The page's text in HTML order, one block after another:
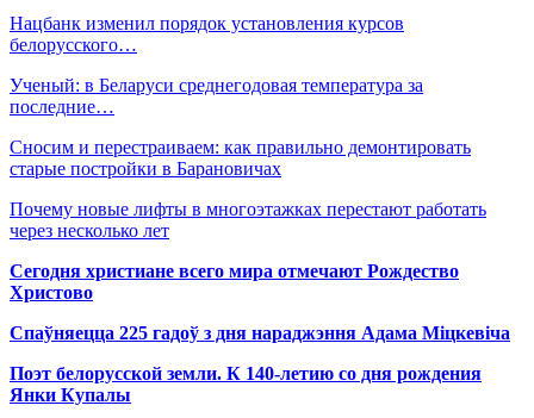
Нацбанк изменил порядок установления курсов
белорусского…
Ученый: в Беларуси среднегодовая температура за
последние…
Сносим и перестраиваем: как правильно демонтировать
старые постройки в Барановичах
Почему новые лифты в многоэтажках перестают работать
через несколько лет
Сегодня христиане всего мира отмечают Рождество
Христово
Спаўняецца 225 гадоў з дня нараджэння Адама Міцкевіча
Поэт белорусской земли. К 140-летию со дня рождения
Янки Купалы